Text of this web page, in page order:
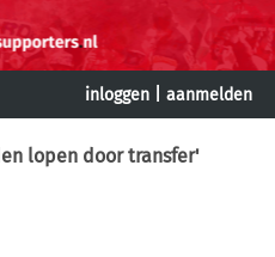
inloggen aanmelden
lopen door transfer'